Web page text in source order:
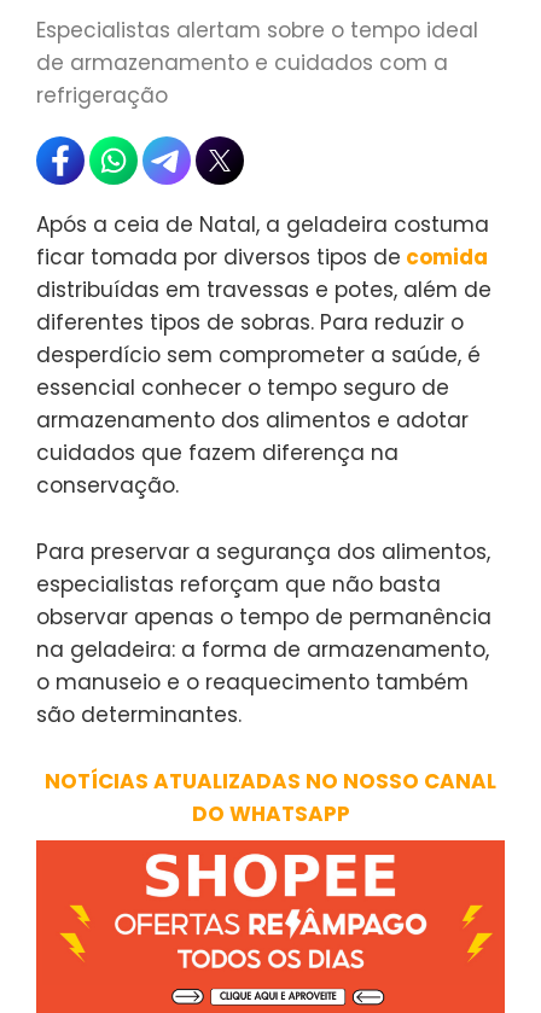
Especialistas alertam sobre o tempo ideal
de armazenamento e cuidados com a
refrigeração
Após a ceia de Natal, a geladeira costuma
ficar tomada por diversos tipos de comida
distribuídas em travessas e potes, além de
diferentes tipos de sobras. Para reduzir o
desperdício sem comprometer a saúde, é
essencial conhecer o tempo seguro de
armazenamento dos alimentos e adotar
cuidados que fazem diferença na
conservação.
Para preservar a segurança dos alimentos,
especialistas reforçam que não basta
observar apenas o tempo de permanência
na geladeira: a forma de armazenamento,
o manuseio e o reaquecimento também
são determinantes.
NOTÍCIAS ATUALIZADAS NO NOSSO CANAL
DO WHATSAPP